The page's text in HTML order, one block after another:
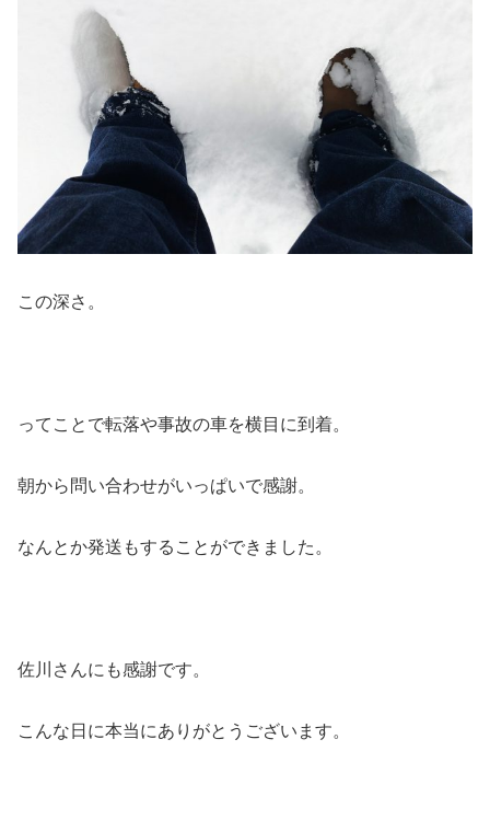
この深さ。
ってことで転落や事故の車を横目に到着。
朝から問い合わせがいっぱいで感謝。
なんとか発送もすることができました。
佐川さんにも感謝です。
こんな日に本当にありがとうございます。